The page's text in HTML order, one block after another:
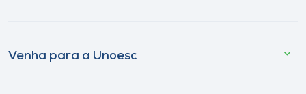
Venha para a Unoesc